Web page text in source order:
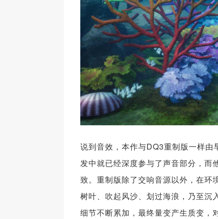
说到音效，本作与DQ3重制版一样
发中就已经深度参与了声音部分，
致。重制版除了交响音源以外，在环
树叶、吹起风沙、划过海浪，乃至沉
细节不断累加，最终量变产生质变，